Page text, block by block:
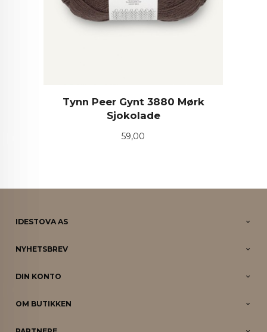
Tynn Peer Gynt 3880 Mørk
Sjokolade
Pris
59,00
IDESTOVA AS
NYHETSBREV
DIN KONTO
OM BUTIKKEN